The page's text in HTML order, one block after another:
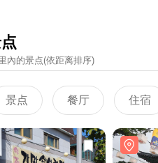
內的景点(依距离排序)
景点 餐厅 住宿